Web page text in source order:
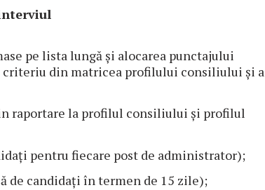
pe lista lungă și alocarea punctajului
din matricea profilului consiliului și a
raportare la profilul consiliului și profilul
pentru fiecare post de administrator);
de candidați în termen de 15 zile);